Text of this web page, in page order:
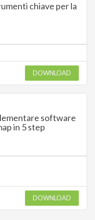
chiave per la